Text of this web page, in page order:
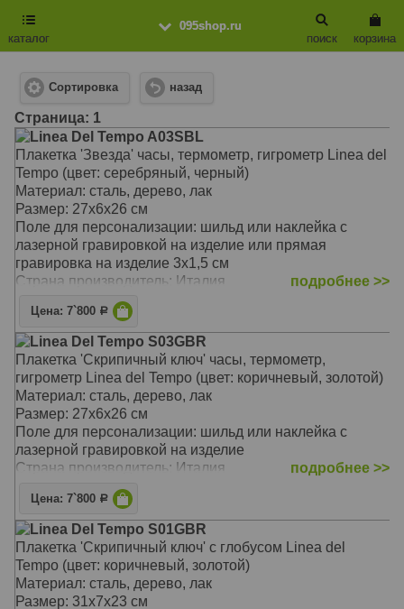
095shop.ru
каталог
корзина
поиск
Сортировка назад
Cтраница: 1
Linea Del Tempo A03SBL
Плакетка 'Звезда' часы, термометр, гигрометр Linea del
Tempo (цвет: серебряный, черный)
Материал: сталь, дерево, лак
Размер: 27х6х26 см
Поле для персонализации: шильд или наклейка с
лазерной гравировкой на изделие или прямая
гравировка на изделие 3х1,5 см
Страна производитель: Италия
подробнее >>
Цена: 7`800 Р
Linea Del Tempo S03GBR
Плакетка 'Скрипичный ключ' часы, термометр,
гигрометр Linea del Tempo (цвет: коричневый, золотой)
Материал: сталь, дерево, лак
Размер: 27х6х26 см
Поле для персонализации: шильд или наклейка с
лазерной гравировкой на изделие
Страна производитель: Италия
подробнее >>
Цена: 7`800 Р
Linea Del Tempo S01GBR
Плакетка 'Скрипичный ключ' с глобусом Linea del
Tempo (цвет: коричневый, золотой)
Материал: сталь, дерево, лак
Размер: 31х7х23 см